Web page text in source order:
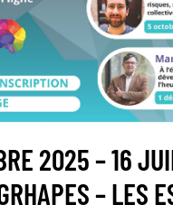
2025 – 16
– LES